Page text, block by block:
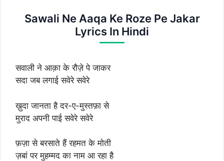
Sawali Ne Aaqa Ke Roze Pe Jakar
Lyrics In Hindi
सवाली ने आक़ा के रौज़े पे जाकर
सदा जब लगाई सवेरे सवेरे
ख़ुदा जानता है दर-ए-मुस्तफ़ा से
मुराद अपनी पाई सवेरे सवेरे
फ़ज़ा से बरसाते हैं रहमत के मोती
ज़बां पर मुहम्मद का नाम आ रहा है